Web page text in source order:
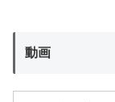
動画